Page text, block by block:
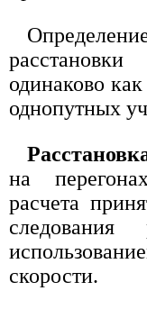
одинаково
однопутных
на
расчета
скорости.